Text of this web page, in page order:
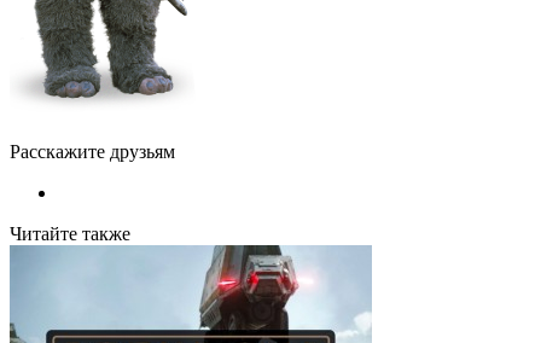
Расскажите друзьям
Читайте также